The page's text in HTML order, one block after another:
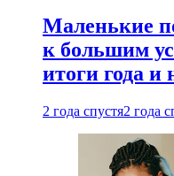
Маленькие
к большим
итоги года и
2 года спустя2 года